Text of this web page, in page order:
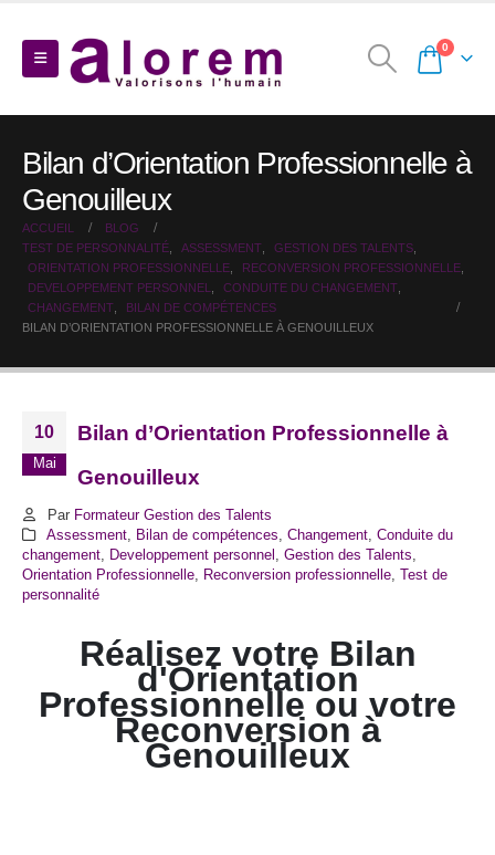
0
Bilan d’Orientation Professionnelle à
Genouilleux
ACCUEIL
BLOG
TEST DE PERSONNALITÉ
ASSESSMENT GESTION DES TALENTS
ORIENTATION PROFESSIONNELLE
RECONVERSION PROFESSIONNELLE
DEVELOPPEMENT PERSONNEL
CONDUITE DU CHANGEMENT
CHANGEMENT
BILAN DE COMPÉTENCES
BILAN D’ORIENTATION PROFESSIONNELLE À GENOUILLEUX
10
Mai
Bilan d’Orientation Professionnelle à
Genouilleux
Par Formateur Gestion des Talents
Assessment, Bilan de compétences Changement, Conduite du
changement
Developpement personnel Gestion des Talents
Orientation Professionnelle
Reconversion professionnelle Test de
personnalité
Réalisez votre Bilan
d'Orientation
Professionnelle ou votre
Reconversion à
Genouilleux